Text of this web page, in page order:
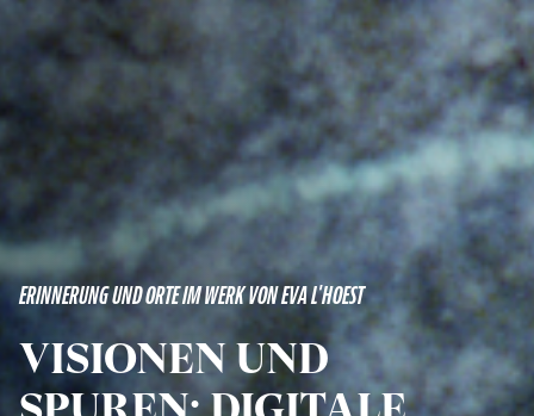
ERINNERUNG UND ORTE IM WERK VON EVA L'HOEST
VISIONEN UND